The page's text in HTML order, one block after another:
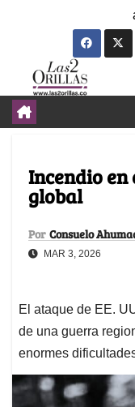
Incendio
global
Por Consuelo
MAR 3, 2026
El ataque de EE.
de una guerra
enormes